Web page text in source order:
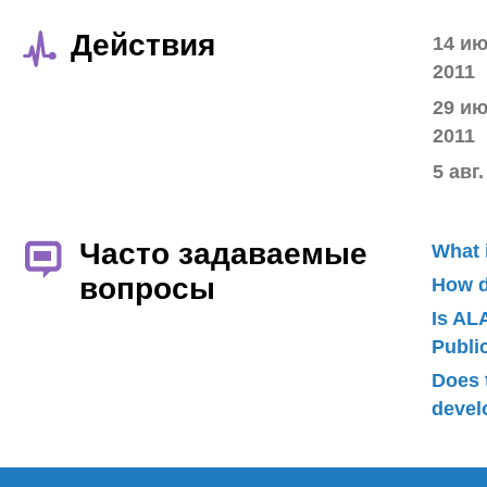
Действия
14
2011
29
2011
5
Часто задаваемые
вопросы
What
How
Is
Does